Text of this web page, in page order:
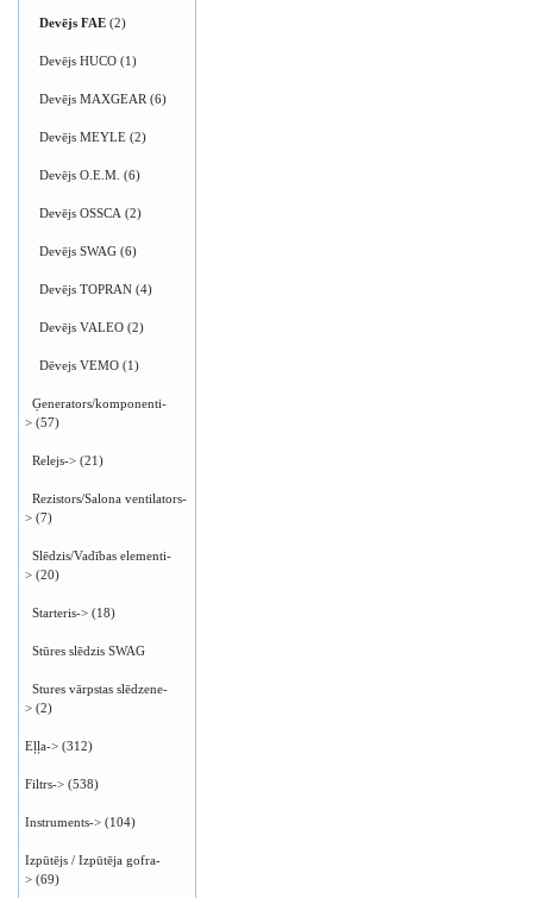
Devējs FAE (2)
Devējs HUCO (1)
Devējs MAXGEAR (6)
Devējs MEYLE (2)
Devējs O.E.M. (6)
Devējs OSSCA (2)
Devējs SWAG (6)
Devējs TOPRAN (4)
Devējs VALEO (2)
Dēvejs VEMO (1)
Ģenerators/komponenti-
> (57)
Relejs-> (21)
Rezistors/Salona ventilators-
> (7)
Slēdzis/Vadības elementi-
> (20)
Starteris-> (18)
Stūres slēdzis SWAG
Stures vārpstas slēdzene-
> (2)
Eļļa-> (312)
Filtrs-> (538)
Instruments-> (104)
Izpūtējs / Izpūtēja gofra-
> (69)